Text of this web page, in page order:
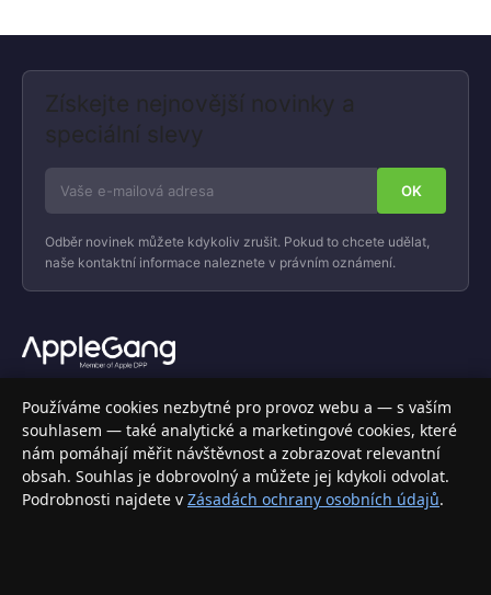
Získejte nejnovější novinky a
speciální slevy
Odběr novinek můžete kdykoliv zrušit. Pokud to chcete udělat,
naše kontaktní informace naleznete v právním oznámení.
Váš specializovaný obchod s Apple produkty, příslušenstvím a
elektronikou. Nakupujte bezpečně a s jistotou.
INFORMACE
Doprava a doručení
Používáme cookies nezbytné pro provoz webu a — s vaším
souhlasem — také analytické a marketingové cookies, které
nám pomáhají měřit návštěvnost a zobrazovat relevantní
obsah. Souhlas je dobrovolný a můžete jej kdykoli odvolat.
Podrobnosti najdete v Zásadách ochrany osobních údajů.